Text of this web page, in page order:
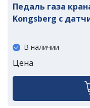
Педаль газа
Kongsberg с
В наличии
Цена